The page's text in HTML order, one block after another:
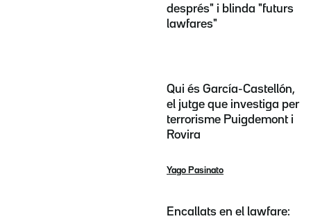
després" i blinda "futurs
lawfares"
Qui és García-Castellón,
el jutge que investiga per
terrorisme Puigdemont i
Rovira
Yago Pasinato
Encallats en el lawfare: